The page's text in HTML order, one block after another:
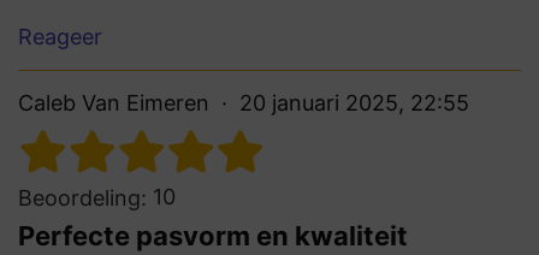
Reageer
Caleb Van Eimeren 20 januari 2025, 22:55
Beoordeling: 10
Perfecte pasvorm en kwaliteit